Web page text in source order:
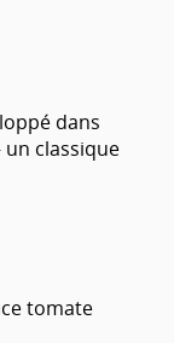
dans
classique
tomate